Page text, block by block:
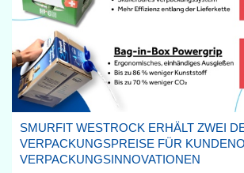
SMURFIT WESTROCK ERHÄLT ZWEI
VERPACKUNGSPREISE FÜR
VERPACKUNGSINNOVATIONEN